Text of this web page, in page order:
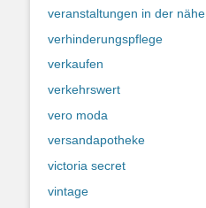
veranstaltungen in der nähe
verhinderungspflege
verkaufen
verkehrswert
vero moda
versandapotheke
victoria secret
vintage